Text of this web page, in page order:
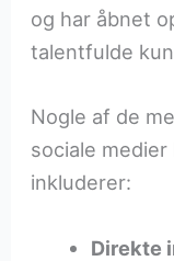
og har åbnet
talentfulde
Nogle af de
sociale
inkluderer:
Direkte